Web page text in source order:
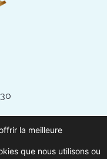
la meilleure
que nous utilisons ou